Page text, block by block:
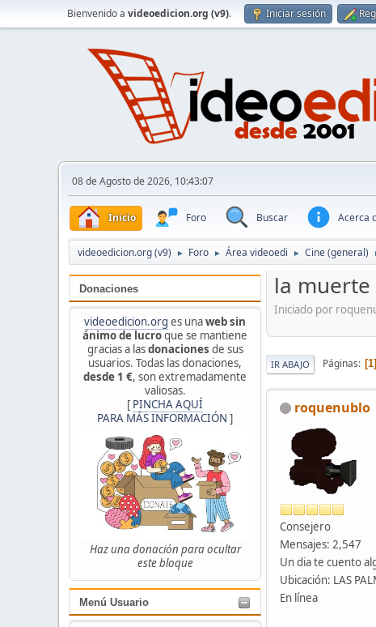
Bienvenido a videoedicion.org (v9). Iniciar sesión
08 de Agosto de 2026, 10:43:07
Inicio Foro Buscar Acerca
videoedicion.org (v9) ► Foro ► Área videoedi ► Cine (general)
Donaciones
videoedicion.org es unaweb sin
ánimo de lucroque se mantiene
gracias a lasdonaciones de sus
usuarios. Todas las donaciones,
desde 1 €, son extremadamente
valiosas.
[ PINCHA AQUÍ
PARA MÁS INFORMACIÓN ]
Haz una donación para ocultar
este bloque
Menú Usuario
la
Iniciado por
IR ABAJO Páginas 1
roquenublo
Consejero
Mensajes: 2,547
Un dia te cuento
Ubicación: LAS
En línea